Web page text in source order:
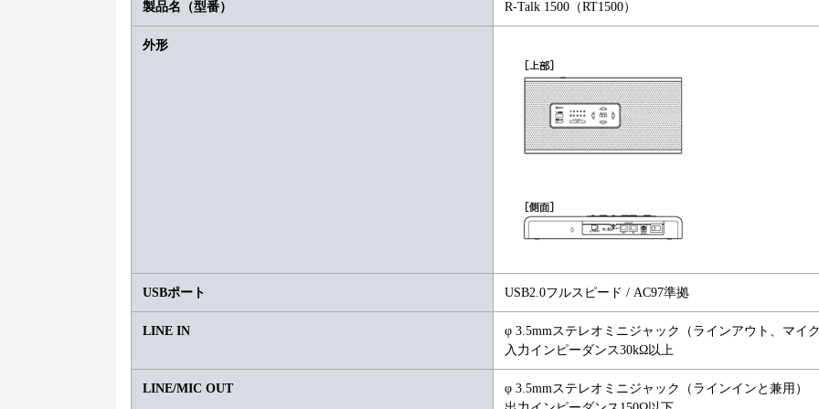
製品名（型番） R-Talk 1500（RT1500）
外形
USBポート USB2.0フルスピード / AC97準拠
LINE IN
φ 3.5mmステレオミニジャック（ラインアウト、マイ
入力インピーダンス30kΩ以上
LINE/MIC OUT
φ 3.5mmステレオミニジャック（ラインインと兼用）